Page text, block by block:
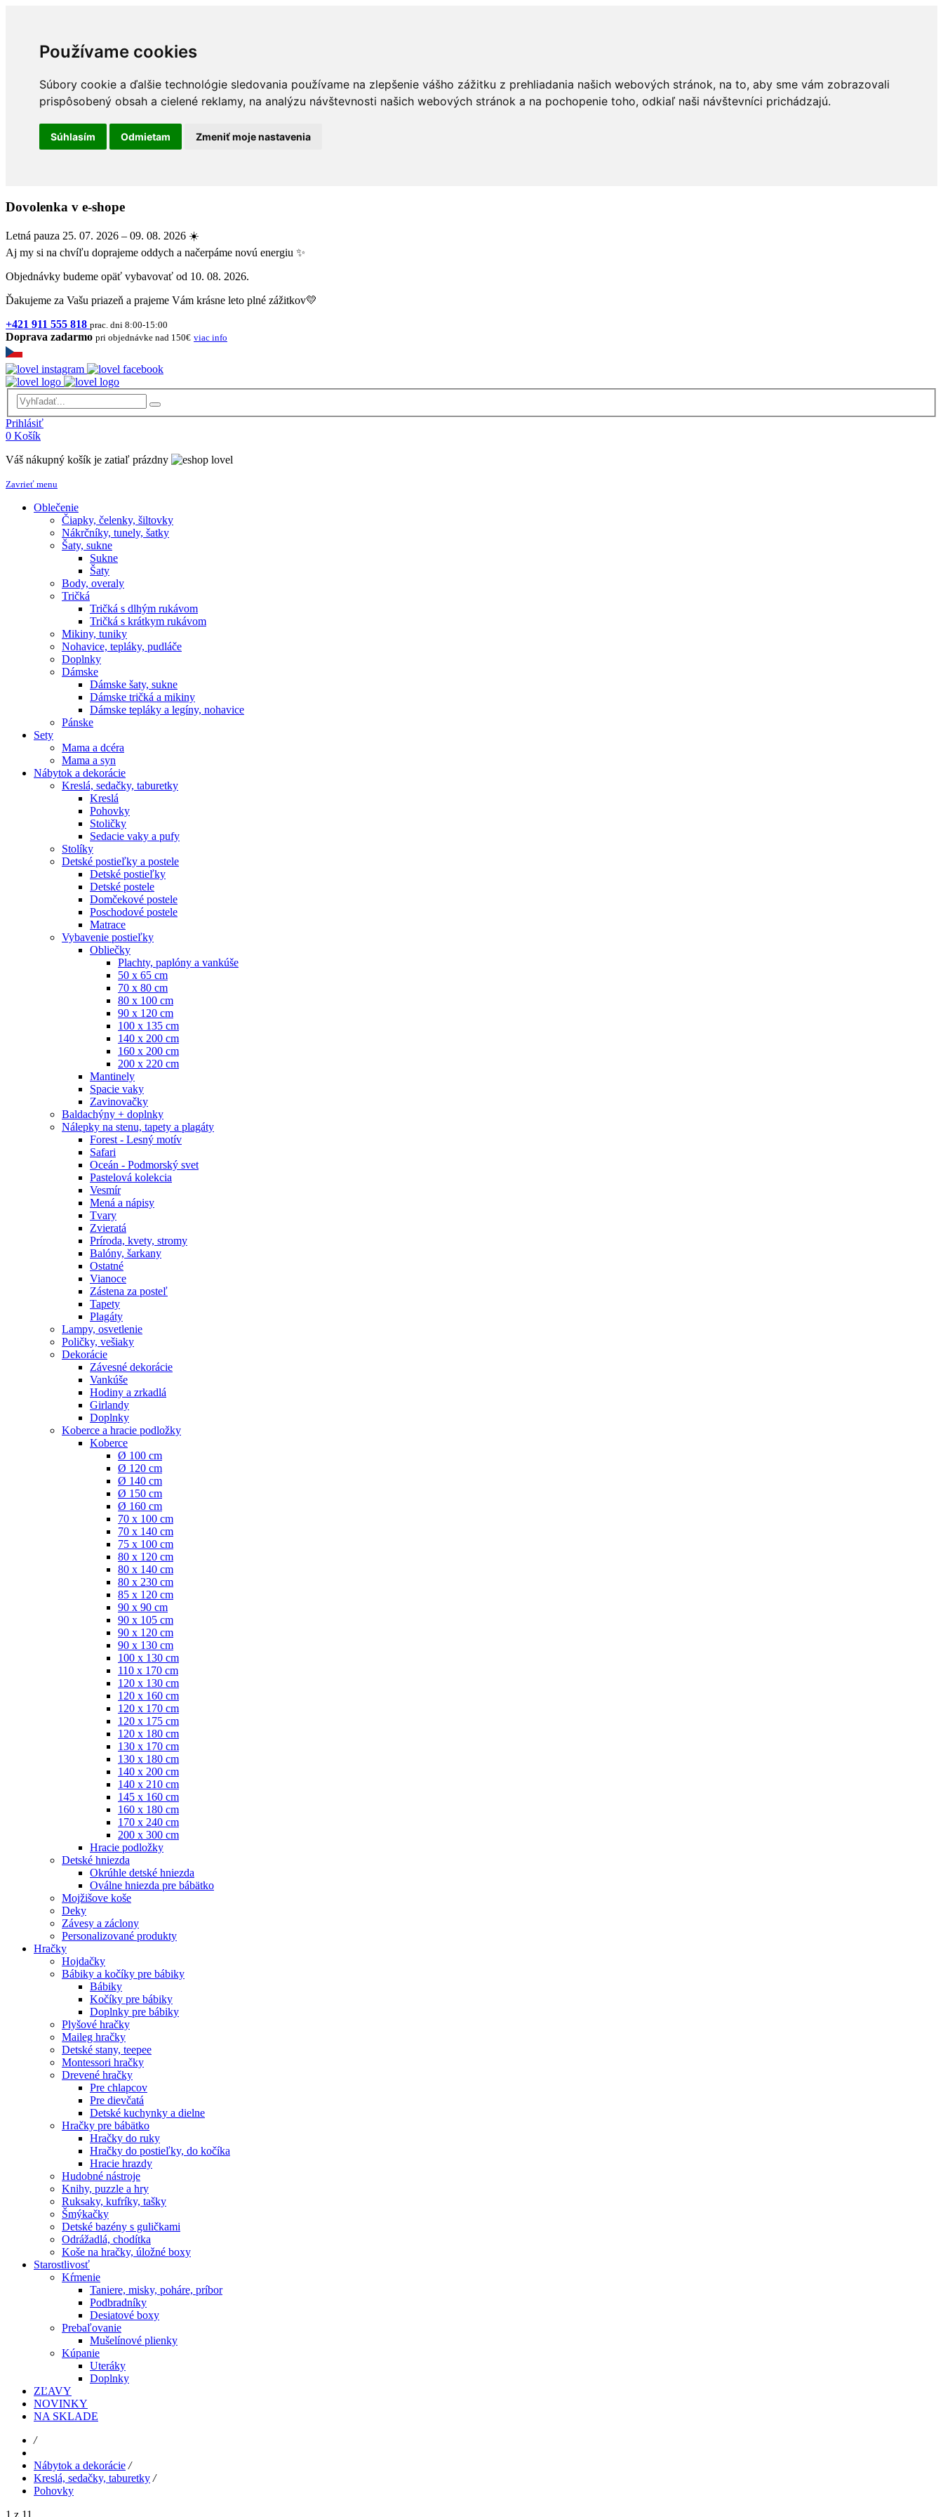
Používame cookies
Súbory cookie a ďalšie technológie sledovania používame na zlepšenie vášho zážitku z prehliadania našich webových stránok, na to, aby sme vám zobrazovali
prispôsobený obsah a cielené reklamy, na analýzu návštevnosti našich webových stránok a na pochopenie toho, odkiaľ naši návštevníci prichádzajú.
Súhlasím Odmietam Zmeniť moje nastavenia
Dovolenka v e-shope
Letná pauza 25. 07. 2026 – 09. 08. 2026 ☀️
Aj my si na chvíľu doprajeme oddych a načerpáme novú energiu ✨
Objednávky budeme opäť vybavovať od 10. 08. 2026.
Ďakujeme za Vašu priazeň a prajeme Vám krásne leto plné zážitkov💛
+421 911 555 818 prac. dni 8:00-15:00
Doprava zadarmo pri objednávke nad 150€ viac info
Prihlásiť
0 Košík
Váš nákupný košík je zatiaľ prázdny
Zavrieť menu
Oblečenie
Čiapky, čelenky, šiltovky
Nákrčníky, tunely, šatky
Šaty, sukne
Sukne
Šaty
Body, overaly
Tričká
Tričká s dlhým rukávom
Tričká s krátkym rukávom
Mikiny, tuniky
Nohavice, tepláky, pudláče
Doplnky
Dámske
Dámske šaty, sukne
Dámske tričká a mikiny
Dámske tepláky a legíny, nohavice
Pánske
Sety
Mama a dcéra
Mama a syn
Nábytok a dekorácie
Kreslá, sedačky, taburetky
Kreslá
Pohovky
Stoličky
Sedacie vaky a pufy
Stolíky
Detské postieľky a postele
Detské postieľky
Detské postele
Domčekové postele
Poschodové postele
Matrace
Vybavenie postieľky
Obliečky
Plachty, paplóny a vankúše
50 x 65 cm
70 x 80 cm
80 x 100 cm
90 x 120 cm
100 x 135 cm
140 x 200 cm
160 x 200 cm
200 x 220 cm
Mantinely
Spacie vaky
Zavinovačky
Baldachýny + doplnky
Nálepky na stenu, tapety a plagáty
Forest - Lesný motív
Safari
Oceán - Podmorský svet
Pastelová kolekcia
Vesmír
Mená a nápisy
Tvary
Zvieratá
Príroda, kvety, stromy
Balóny, šarkany
Ostatné
Vianoce
Zástena za posteľ
Tapety
Plagáty
Lampy, osvetlenie
Poličky, vešiaky
Dekorácie
Závesné dekorácie
Vankúše
Hodiny a zrkadlá
Girlandy
Doplnky
Koberce a hracie podložky
Koberce
Ø 100 cm
Ø 120 cm
Ø 140 cm
Ø 150 cm
Ø 160 cm
70 x 100 cm
70 x 140 cm
75 x 100 cm
80 x 120 cm
80 x 140 cm
80 x 230 cm
85 x 120 cm
90 x 90 cm
90 x 105 cm
90 x 120 cm
90 x 130 cm
100 x 130 cm
110 x 170 cm
120 x 130 cm
120 x 160 cm
120 x 170 cm
120 x 175 cm
120 x 180 cm
130 x 170 cm
130 x 180 cm
140 x 200 cm
140 x 210 cm
145 x 160 cm
160 x 180 cm
170 x 240 cm
200 x 300 cm
Hracie podložky
Detské hniezda
Okrúhle detské hniezda
Oválne hniezda pre bábätko
Mojžišove koše
Deky
Závesy a záclony
Personalizované produkty
Hračky
Hojdačky
Bábiky a kočíky pre bábiky
Bábiky
Kočíky pre bábiky
Doplnky pre bábiky
Plyšové hračky
Maileg hračky
Detské stany, teepee
Montessori hračky
Drevené hračky
Pre chlapcov
Pre dievčatá
Detské kuchynky a dielne
Hračky pre bábätko
Hračky do ruky
Hračky do postieľky, do kočíka
Hracie hrazdy
Hudobné nástroje
Knihy, puzzle a hry
Ruksaky, kufríky, tašky
Šmýkačky
Detské bazény s guličkami
Odrážadlá, chodítka
Koše na hračky, úložné boxy
Starostlivosť
Kŕmenie
Taniere, misky, poháre, príbor
Podbradníky
Desiatové boxy
Prebaľovanie
Mušelínové plienky
Kúpanie
Uteráky
Doplnky
ZĽAVY
NOVINKY
NA SKLADE
/
Nábytok a dekorácie /
Kreslá, sedačky, taburetky /
Pohovky
1 z 11